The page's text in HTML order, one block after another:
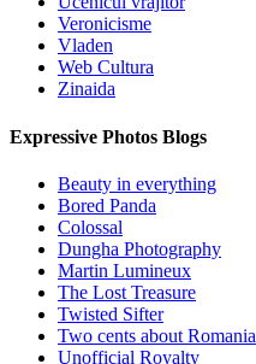
Veronicisme
Vladen
Web Cultura
Zinaida
Expressive Photos Blogs
Beauty in everything
Bored Panda
Colossal
Dungha Photography
Martin Lumineux
The Lost Treasure
Twisted Sifter
Two cents about Romania
Unofficial Royalty